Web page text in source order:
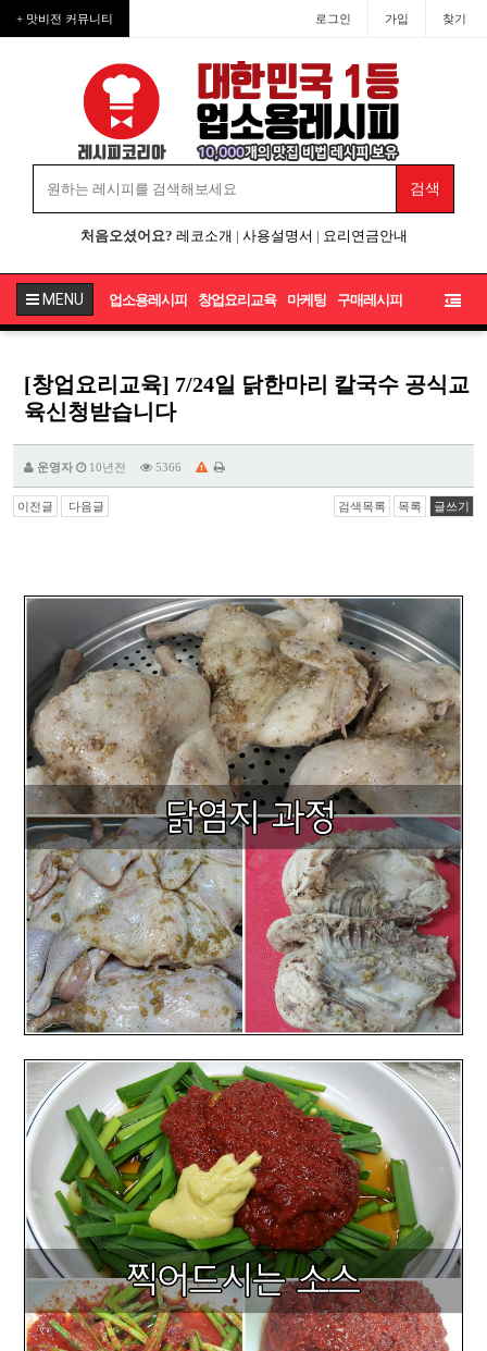
+ 맛비전 커뮤니티 로그인 가입 찾기
처음오셨어요? 레코소개 | 사용설명서 | 요리연금안내
MENU 업소용레시피 창업요리교육 마케팅 구매레시피
[창업요리교육] 7/24일 닭한마리 칼국수 공식교
육신청받습니다
운영자 10년전 5366
이전글 다음글 검색목록 목록 글쓰기